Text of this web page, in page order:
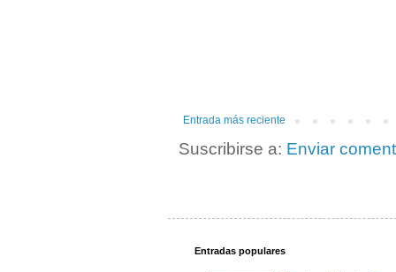
Entrada más reciente
Suscribirse a: Enviar
Entradas populares